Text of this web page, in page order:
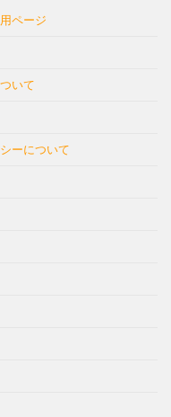
ページ
いて
ーについて